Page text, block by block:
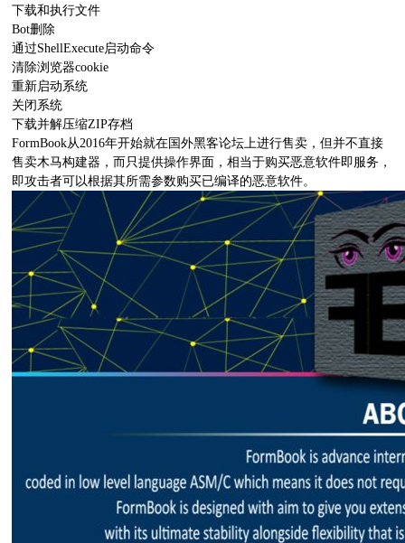
下载和执行文件
Bot删除
通过ShellExecute启动命令
清除浏览器cookie
重新启动系统
关闭系统
下载并解压缩ZIP存档
FormBook从2016年开始就在国外黑客论坛上进行售卖，但并不直接
售卖木马构建器，而只提供操作界面，相当于购买恶意软件即服务，
即攻击者可以根据其所需参数购买已编译的恶意软件。